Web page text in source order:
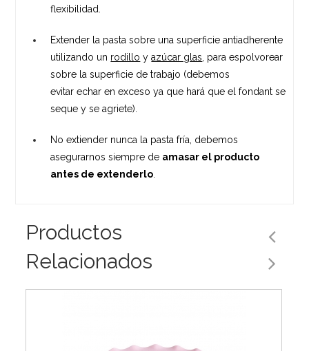
flexibilidad.
Extender la pasta sobre una superficie antiadherente
utilizando un rodillo yazúcar glas , para espolvorear
sobre la superficie de trabajo (debemos
evitar echar en exceso ya que hará que el fondant se
seque y se agriete).
No extiender nunca la pasta fría, debemos
asegurarnos siempre de amasar el producto
antes de extenderlo
Productos
Relacionados